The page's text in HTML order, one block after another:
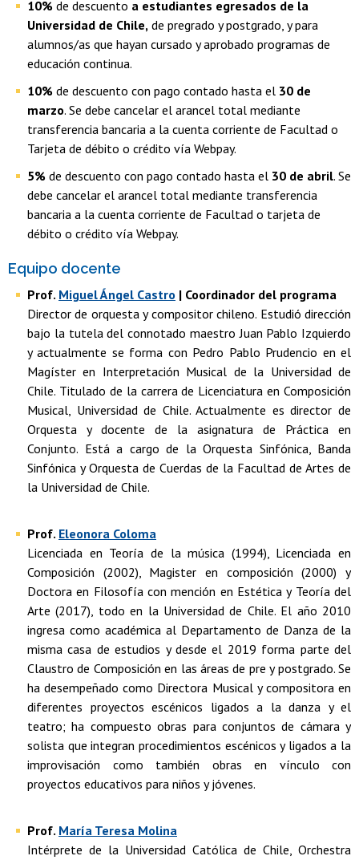
10% de descuento a estudiantes egresados de la
Universidad de Chile, de pregrado y postgrado, y para
alumnos/as que hayan cursado y aprobado programas de
educación continua.
10% de descuento con pago contado hasta el 30 de
marzo. Se debe cancelar el arancel total mediante
transferencia bancaria a la cuenta corriente de Facultad o
Tarjeta de débito o crédito vía Webpay.
5% de descuento con pago contado hasta el 30 de abril. Se
debe cancelar el arancel total mediante transferencia
bancaria a la cuenta corriente de Facultad o tarjeta de
débito o crédito vía Webpay.
Equipo docente
Prof. Miguel Ángel Castro | Coordinador del programa
Director de orquesta y compositor chileno. Estudió dirección
bajo la tutela del connotado maestro Juan Pablo Izquierdo
y actualmente se forma con Pedro Pablo Prudencio en el
Magíster en Interpretación Musical de la Universidad de
Chile. Titulado de la carrera de Licenciatura en Composición
Musical, Universidad de Chile. Actualmente es director de
Orquesta y docente de la asignatura de Práctica en
Conjunto. Está a cargo de la Orquesta Sinfónica, Banda
Sinfónica y Orquesta de Cuerdas de la Facultad de Artes de
la Universidad de Chile.
Prof. Eleonora Coloma
Licenciada en Teoría de la música (1994), Licenciada en
Composición (2002), Magister en composición (2000) y
Doctora en Filosofía con mención en Estética y Teoría del
Arte (2017), todo en la Universidad de Chile. El año 2010
ingresa como académica al Departamento de Danza de la
misma casa de estudios y desde el 2019 forma parte del
Claustro de Composición en las áreas de pre y postgrado. Se
ha desempeñado como Directora Musical y compositora en
diferentes proyectos escénicos ligados a la danza y el
teatro; ha compuesto obras para conjuntos de cámara y
solista que integran procedimientos escénicos y ligados a la
improvisación como también obras en vínculo con
proyectos educativos para niños y jóvenes.
Prof. María Teresa Molina
Intérprete de la Universidad Católica de Chile, Orchestra